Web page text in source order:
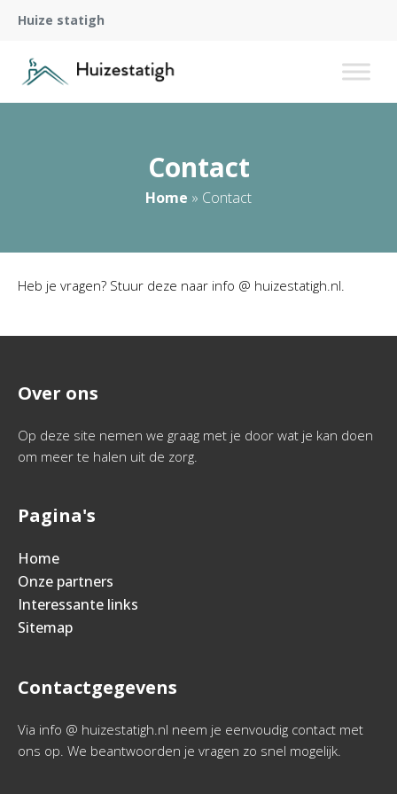
Huize statigh
Contact
Home » Contact
Heb je vragen? Stuur deze naar info @ huizestatigh.nl.
Over ons
Op deze site nemen we graag met je door wat je kan doen
om meer te halen uit de zorg.
Pagina's
Home
Onze partners
Interessante links
Sitemap
Contactgegevens
Via info @ huizestatigh.nl neem je eenvoudig contact met
ons op. We beantwoorden je vragen zo snel mogelijk.